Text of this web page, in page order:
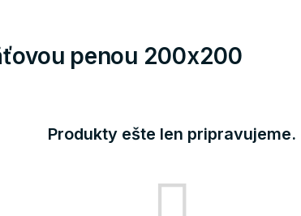
penou 200x200
Produkty ešte len pripravujeme.